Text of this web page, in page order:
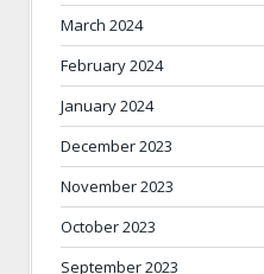
March 2024
February 2024
January 2024
December 2023
November 2023
October 2023
September 2023